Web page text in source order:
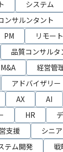
システム
ンサルンタント
PM リモート
品質コンサルタ
M&A 経営管
アドバイザリー
AX AI
HR
支援 シニア
テム開発
戦